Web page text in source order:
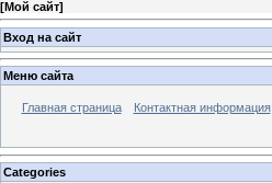
[Мой сайт]
Вход на сайт
Меню сайта
Главная страница Контактная информация
Categories